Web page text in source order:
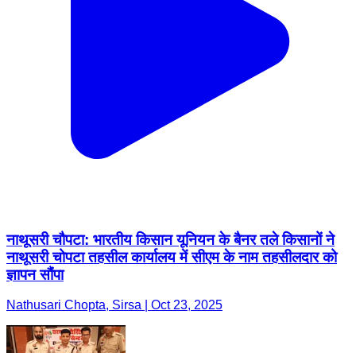
नाथूसरी चौपटा: भारतीय किसान यूनियन के बैनर तले किसानों ने
नाथूसरी चोपटा तहसील कार्यालय में सीएम के नाम तहसीलदार को
ज्ञापन सौंपा
Nathusari Chopta, Sirsa | Oct 23, 2025